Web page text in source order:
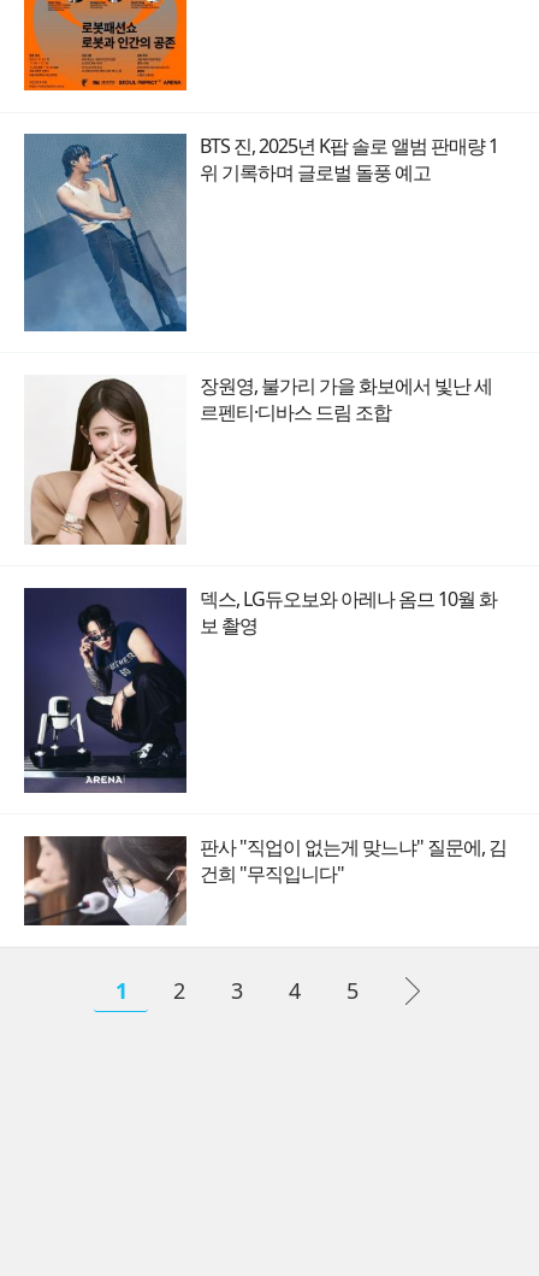
BTS 진, 2025년 K팝 솔로 앨범 판매량 1
위 기록하며 글로벌 돌풍 예고
장원영, 불가리 가을 화보에서 빛난 세
르펜티·디바스 드림 조합
덱스, LG듀오보와 아레나 옴므 10월 화
보 촬영
판사 "직업이 없는게 맞느냐" 질문에, 김
건희 "무직입니다"
1 2 3 4 5